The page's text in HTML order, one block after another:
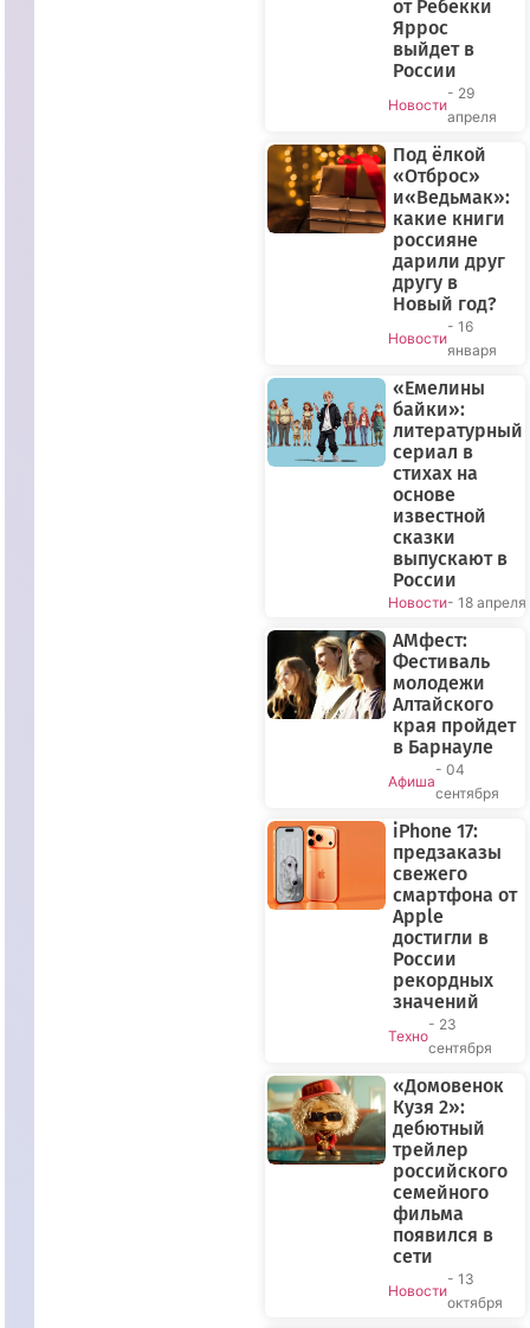
ПРЯМОЙ
ЭФИР
от Ребекки
Яррос
выйдет в
России
Новости
- 29
апреля
Под ёлкой
«Отброс»
и«Ведьмак»:
какие книги
россияне
дарили друг
другу в
Новый год?
Новости
- 16
января
«Емелины
байки»:
литературный
сериал в
стихах на
основе
известной
сказки
выпускают в
России
Новости- 18 апреля
АМфест:
Фестиваль
молодежи
Алтайского
края пройдет
в Барнауле
Афиша
- 04
сентября
iPhone 17:
предзаказы
свежего
смартфона от
Apple
достигли в
России
рекордных
значений
Техно
- 23
сентября
«Домовенок
Кузя 2»:
дебютный
трейлер
российского
семейного
фильма
появился в
сети
Новости
- 13
октября